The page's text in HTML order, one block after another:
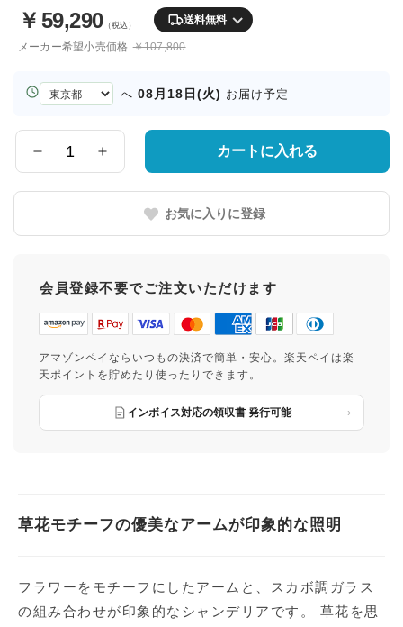
￥ 59,290（税込） 送料無料
メーカー希望小売価格 ￥107,800
お
届
県
へ 08月18日(火) お届け予定
量
カートに入れる
お気に入りに登録
会員登録不要でご注文いただけます
アマゾンペイならいつもの決済で簡単・安心。楽天ペイは楽
天ポイントを貯めたり使ったりできます。
インボイス対応の領収書 発行可能
草花モチーフの優美なアームが印象的な照明
フラワーをモチーフにしたアームと、スカボ調ガラス
の組み合わせが印象的なシャンデリアです。 草花を思